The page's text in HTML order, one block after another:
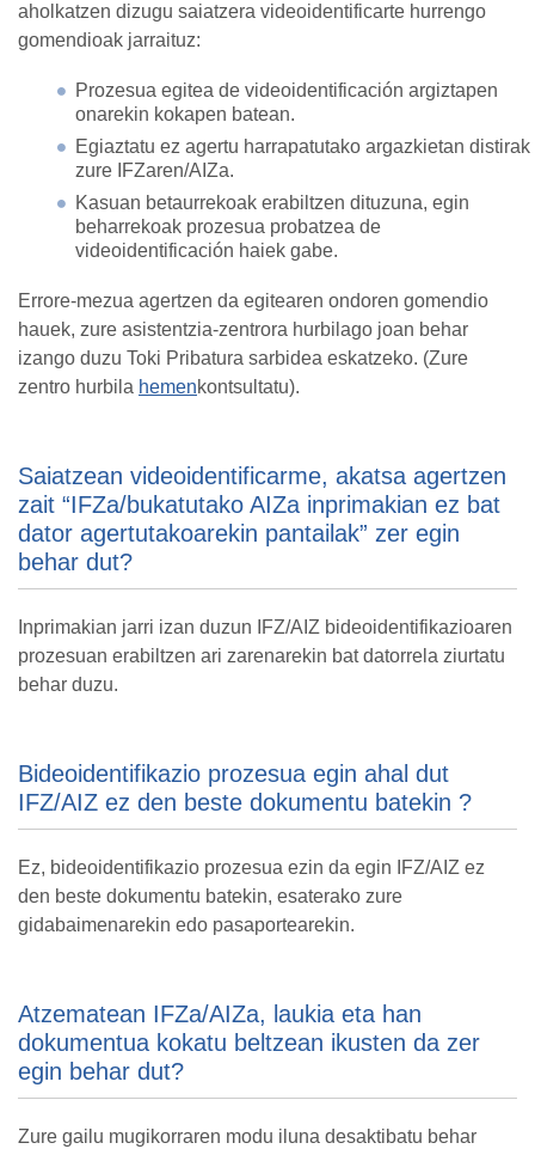
aholkatzen dizugu saiatzera videoidentificarte hurrengo
gomendioak jarraituz:
Prozesua egitea de videoidentificación argiztapen
onarekin kokapen batean.
Egiaztatu ez agertu harrapatutako argazkietan distirak
zure IFZaren/AIZa.
Kasuan betaurrekoak erabiltzen dituzuna, egin
beharrekoak prozesua probatzea de
videoidentificación haiek gabe.
Errore-mezua agertzen da egitearen ondoren gomendio
hauek, zure asistentzia-zentrora hurbilago joan behar
izango duzu Toki Pribatura sarbidea eskatzeko. (Zure
zentro hurbila hemenkontsultatu).
Saiatzean videoidentificarme, akatsa agertzen
zait “IFZa/bukatutako AIZa inprimakian ez bat
dator agertutakoarekin pantailak” zer egin
behar dut?
Inprimakian jarri izan duzun IFZ/AIZ bideoidentifikazioaren
prozesuan erabiltzen ari zarenarekin bat datorrela ziurtatu
behar duzu.
Bideoidentifikazio prozesua egin ahal dut
IFZ/AIZ ez den beste dokumentu batekin ?
Ez, bideoidentifikazio prozesua ezin da egin IFZ/AIZ ez
den beste dokumentu batekin, esaterako zure
gidabaimenarekin edo pasaportearekin.
Atzematean IFZa/AIZa, laukia eta han
dokumentua kokatu beltzean ikusten da zer
egin behar dut?
Zure gailu mugikorraren modu iluna desaktibatu behar